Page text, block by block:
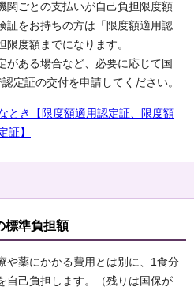
関ごとの支払いが自己負担限度額
をお持ちの方は「限度額適用認
度額までになります。
がある場合など、必要に応じて国
定証の交付を申請してください。
とき【限度額適用認定証、限度額
証】
標準負担額
や薬にかかる費用とは別に、1食分
自己負担します。（残りは国保が